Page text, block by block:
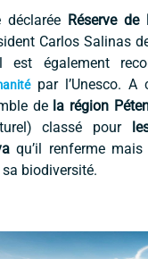
Réserve
Carlos Salinas
est également
par l’Unesco. A
de la région
classé pour
qu’il renferme mais
sa biodiversité.